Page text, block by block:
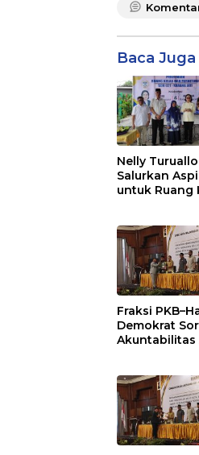
Baca Juga
Nelly Turuallo
Salurkan
untuk Ruang
Fraksi
Demokrat
Akuntabilitas
Pengawasan
Belanja